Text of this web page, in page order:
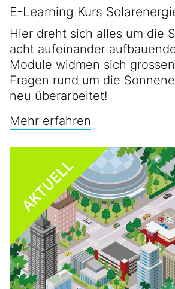
E-Learning Kurs
Hier dreht sich alles um die
acht aufeinander
Module widmen sich
Fragen rund um die
neu überarbeitet!
Mehr erfahren